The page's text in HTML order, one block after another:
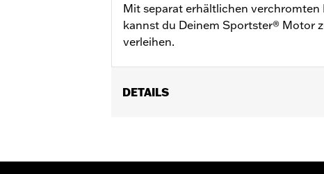
Mit separat erhältlichen
kannst du Deinem Sportster® Motor
verleihen.
DETAILS
In der Box:Nur äußere